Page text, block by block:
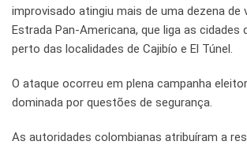
improvisado atingiu mais de uma dezena de
Estrada Pan-Americana, que liga as cidades
perto das localidades de Cajibío e El Túnel.
O ataque ocorreu em plena campanha
dominada por questões de segurança.
As autoridades colombianas atribuíram a